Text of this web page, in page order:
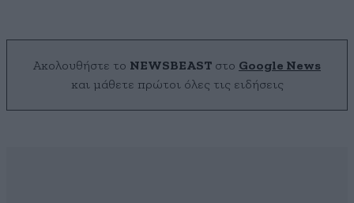
Ακολουθήστε το NEWSBEAST στο Google News
και μάθετε πρώτοι όλες τις ειδήσεις